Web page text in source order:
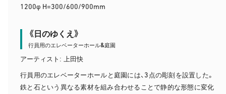
1200φ H=300/600/900mm
《日のゆくえ》
行員用のエレベーターホール&庭園
アーティスト: 上田快
行員用のエレベーターホールと庭園には、 3 点の彫刻を設置した。
鉄と石という異なる素材を組み合わせることで静的な形態に変化